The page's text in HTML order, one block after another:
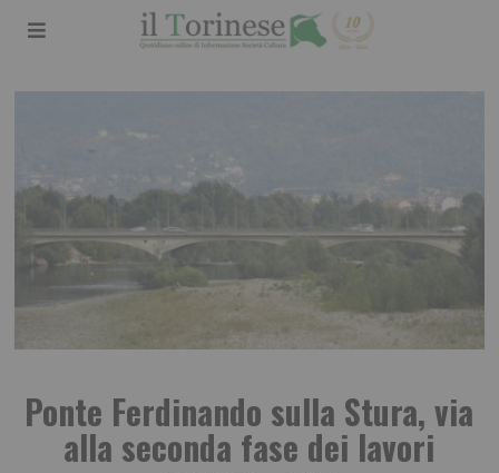
Ponte Ferdinando sulla Stura, via
alla seconda fase dei lavori